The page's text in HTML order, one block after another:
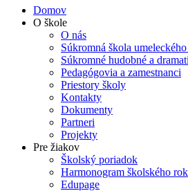
Domov
O škole
O nás
Súkromná škola
Súkromné hudobné a
Pedagógovia a zamestnanci
Priestory školy
Kontakty
Dokumenty
Partneri
Projekty
Pre žiakov
Školský poriadok
Harmonogram školského
Edupage